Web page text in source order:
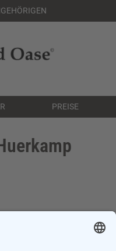
PREISE